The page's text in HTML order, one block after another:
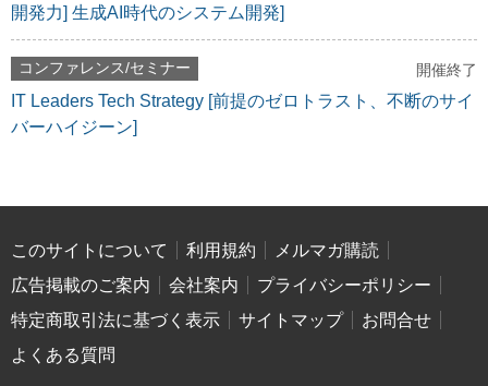
開発力] 生成AI時代のシステム開発]
コンファレンス/セミナー 開催終了
IT Leaders Tech Strategy [前提のゼロトラスト、不断のサイ
バーハイジーン]
このサイトについて 利用規約
メルマガ購読
広告掲載のご案内
会社案内
プライバシーポリシー
特定商取引法に基づく表示
サイトマップ
お問合せ
よくある質問